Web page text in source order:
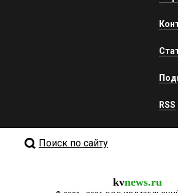
RSS
Поиск по сайту
kvnews.ru